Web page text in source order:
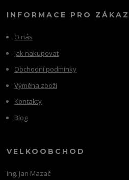
INFORMACE PRO
O nás
Jak nakupovat
Obchodní podmínky
Výměna zboží
Kontakty
Blog
VELKOOBCHOD
Ing. Jan Mazač